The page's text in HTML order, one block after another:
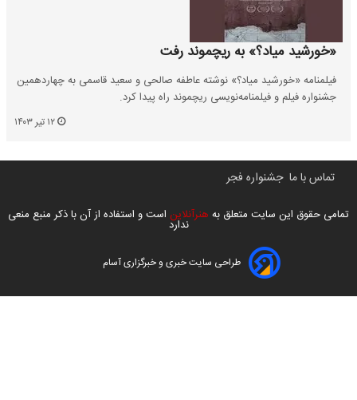
«خورشید میاد؟» به ریچموند رفت
فیلمنامه «خورشید میاد؟» نوشته عاطفه صالحی و سعید قاسمی به چهاردهمین
جشنواره فیلم و فیلمنامه‌نویسی ریچموند راه پیدا کرد.
تماس با ما جشنواره فجر
تمامی حقوق این سایت متعلق به هنرآنلاین است و استفاده از آن با ذکر منبع منعی
ندارد
طراحی سایت خبری و خبرگزاری آسام